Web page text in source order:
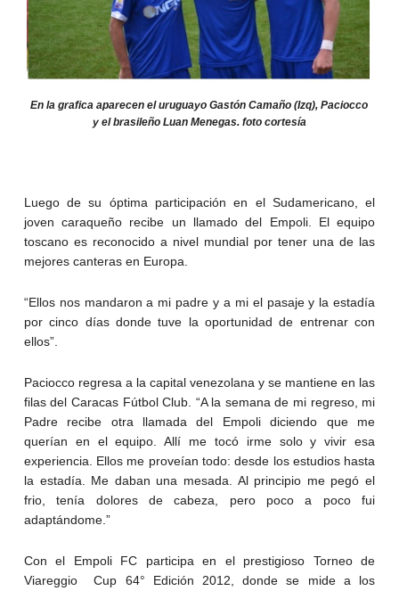
En la grafica aparecen el uruguayo Gastón Camaño (Izq), Paciocco
y el brasileño Luan Menegas. foto cortesía
Luego de su óptima participación en el Sudamericano, el
joven caraqueño recibe un llamado del Empoli. El equipo
toscano es reconocido a nivel mundial por tener una de las
mejores canteras en Europa.
“Ellos nos mandaron a mi padre y a mi el pasaje y la estadía
por cinco días donde tuve la oportunidad de entrenar con
ellos”.
Paciocco regresa a la capital venezolana y se mantiene en las
filas del Caracas Fútbol Club. “A la semana de mi regreso, mi
Padre recibe otra llamada del Empoli diciendo que me
querían en el equipo. Allí me tocó irme solo y vivir esa
experiencia. Ellos me proveían todo: desde los estudios hasta
la estadía. Me daban una mesada. Al principio me pegó el
frio, tenía dolores de cabeza, pero poco a poco fui
adaptándome.”
Con el Empoli FC participa en el prestigioso Torneo de
Viareggio Cup 64° Edición 2012, donde se mide a los